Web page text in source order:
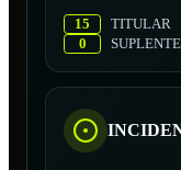
15
TITULAR
0
SUPLENTE